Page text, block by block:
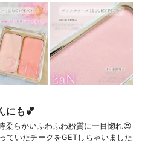
にも💕
柔らかいふわふわ粉質に一目惚れ😍⁡
ていたチークをGETしちゃいました